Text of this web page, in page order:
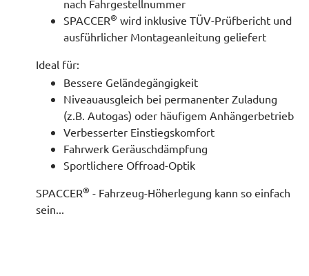
nach Fahrgestellnummer
SPACCER® wird inklusive TÜV-Prüfbericht und
ausführlicher Montageanleitung geliefert
Ideal für:
Bessere Geländegängigkeit
Niveauausgleich bei permanenter Zuladung
(z.B. Autogas) oder häufigem Anhängerbetrieb
Verbesserter Einstiegskomfort
Fahrwerk Geräuschdämpfung
Sportlichere Offroad-Optik
SPACCER® - Fahrzeug-Höherlegung kann so einfach
sein...